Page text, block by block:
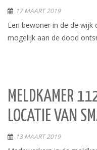
17 MAART 2019
Een bewoner in de de
mogelijk aan de dood
MELDKAMER
LOCATIE VAN
13 MAART 2019